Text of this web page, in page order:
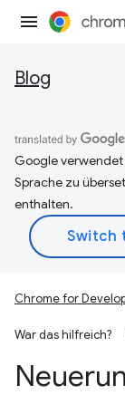
Blog
Google verwendet
Sprache zu
enthalten.
Chrome for
War das hilfreich?